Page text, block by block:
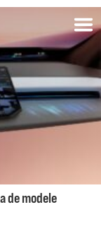
de modele